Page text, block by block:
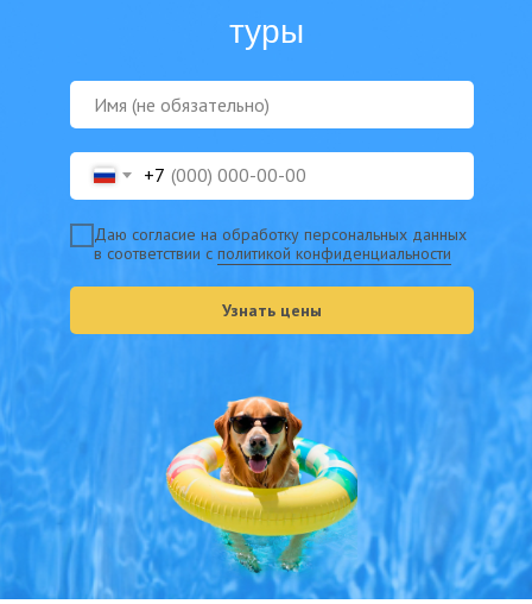
+7
Даю согласие на обработку персональных данных
в соответствии с политикой конфиденциальности
Узнать цены
туры
Подобрать
Нажимая на кнопку «Подобрать», вы соглашаетесь с нашей политикой
конфиденциальности
© 2025 Общество с ограниченной
ответственностью «Шестой континент»
656 054, Россия, Алтайский край, Барнаул, ул.
Балтийская, 116, 6й этаж, офис 602
ПОИСК ТУРОВ
Каталог стран
О НАС
О компании